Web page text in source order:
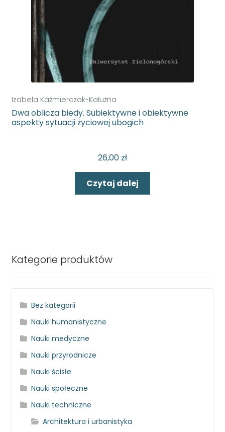
Izabela Kaźmierczak-Kałużna
Dwa oblicza biedy. Subiektywne i obiektywne
aspekty sytuacji życiowej ubogich
26,00 zł
Czytaj dalej
Kategorie produktów
Bez kategorii
Nauki humanistyczne
Nauki medyczne
Nauki przyrodnicze
Nauki ścisłe
Nauki społeczne
Nauki techniczne
Architektura i urbanistyka